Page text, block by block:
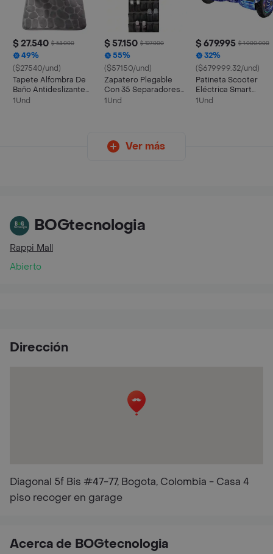
$ 27.540 $ 54.000
49%
($27540/und)
Tapete Alfombra De
Baño Antideslizante
Absorbente Salida De
1Und
$ 57.150 $ 127.000
55%
($57150/und)
Zapatero Plegable
Con 35 Separadores
Multifuncional
1Und
$ 679.995 $ 1.000.000
32%
($679999.32/und)
Patineta Scooter
Eléctrica Smart
Balance Bluetooth
1Und
Ver más
BOGtecnologia
Rappi Mall
Abierto
Dirección
Diagonal 5f Bis #47-77, Bogota, Colombia - Casa 4
piso recoger en garage
Acerca de BOGtecnologia